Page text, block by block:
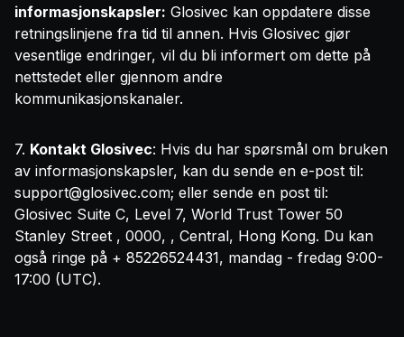
informasjonskapsler: Glosivec kan oppdatere disse
retningslinjene fra tid til annen. Hvis Glosivec gjør
vesentlige endringer, vil du bli informert om dette på
nettstedet eller gjennom andre
kommunikasjonskanaler.
7. Kontakt Glosivec: Hvis du har spørsmål om bruken
av informasjonskapsler, kan du sende en e-post til:
support@glosivec.com; eller sende en post til:
Glosivec Suite C, Level 7, World Trust Tower 50
Stanley Street , 0000, , Central, Hong Kong. Du kan
også ringe på + 85226524431, mandag - fredag 9:00-
17:00 (UTC).